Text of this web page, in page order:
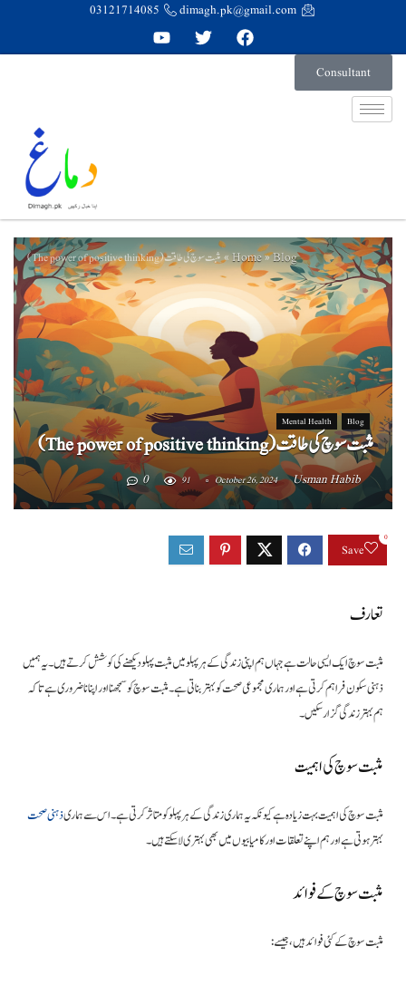
dimagh.pk@gmail.com
03121714085
Consultant
Home»Blog
»مثبت سوچ کی طاقت (The power of positive thinking)
Blog
Mental Health
مثبت سوچ کی طاقت (The power of positive thinking)
Usman Habib
October 26, 2024
91
0
Save
0
تعارف
مثبت سوچ ایک ایسی حالت ہے جہاں ہم اپنی زندگی کے ہر پہلو میں مثبت پہلو دیکھنے کی کوشش کرتے ہیں۔ یہ ہمیں
ذہنی سکون فراہم کرتی ہے اور ہماری مجموعی صحت کو بہتر بناتی ہے۔ مثبت سوچ کو سمجھنا اور اپنانا ضروری ہے تاکہ
ہم بہتر زندگی گزار سکیں۔
مثبت سوچ کی اہمیت
مثبت سوچ کی اہمیت بہت زیادہ ہے کیونکہ یہ ہماری زندگی کے ہر پہلو کو متاثر کرتی ہے۔ اس سے ہماریذہنی صحت
بہتر ہوتی ہے اور ہم اپنے تعلقات اور کامیابیوں میں بھی بہتری لا سکتے ہیں۔
مثبت سوچ کے فوائد
مثبت سوچ کے کئی فوائد ہیں، جیسے: